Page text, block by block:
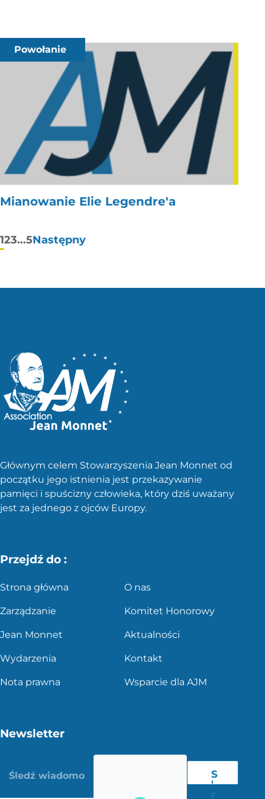
Powołanie
Mianowanie Elie Legendre'a
Stronicowanie
123...5Następny
Głównym celem Stowarzyszenia Jean Monnet od
początku jego istnienia jest przekazywanie
pamięci i spuścizny człowieka, który dziś uważany
jest za jednego z ojców Europy.
Przejdź do :
Strona główna O nas
Zarządzanie Komitet Honorowy
Jean Monnet Aktualności
Wydarzenia Kontakt
Nota prawna Wsparcie dla AJM
Newsletter
S
'